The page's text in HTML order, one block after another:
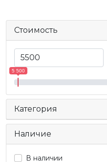
Стоимость
5 500
Наличие
В наличии
Категория